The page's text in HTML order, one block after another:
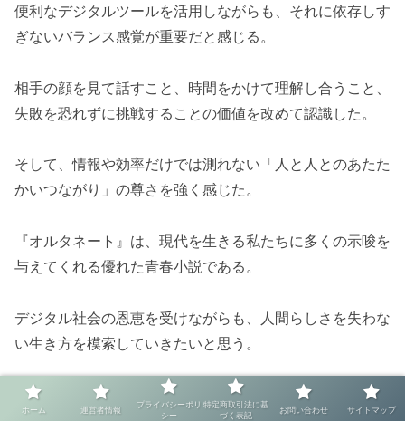
便利なデジタルツールを活用しながらも、それに依存しす
ぎないバランス感覚が重要だと感じる。
相手の顔を見て話すこと、時間をかけて理解し合うこと、
失敗を恐れずに挑戦することの価値を改めて認識した。
そして、情報や効率だけでは測れない「人と人とのあたた
かいつながり」の尊さを強く感じた。
『オルタネート』は、現代を生きる私たちに多くの示唆を
与えてくれる優れた青春小説である。
デジタル社会の恩恵を受けながらも、人間らしさを失わな
い生き方を模索していきたいと思う。
ホーム 運営者情報
プライバシーポリ
シー
特定商取引法に基
づく表記
お問い合わせ サイトマップ